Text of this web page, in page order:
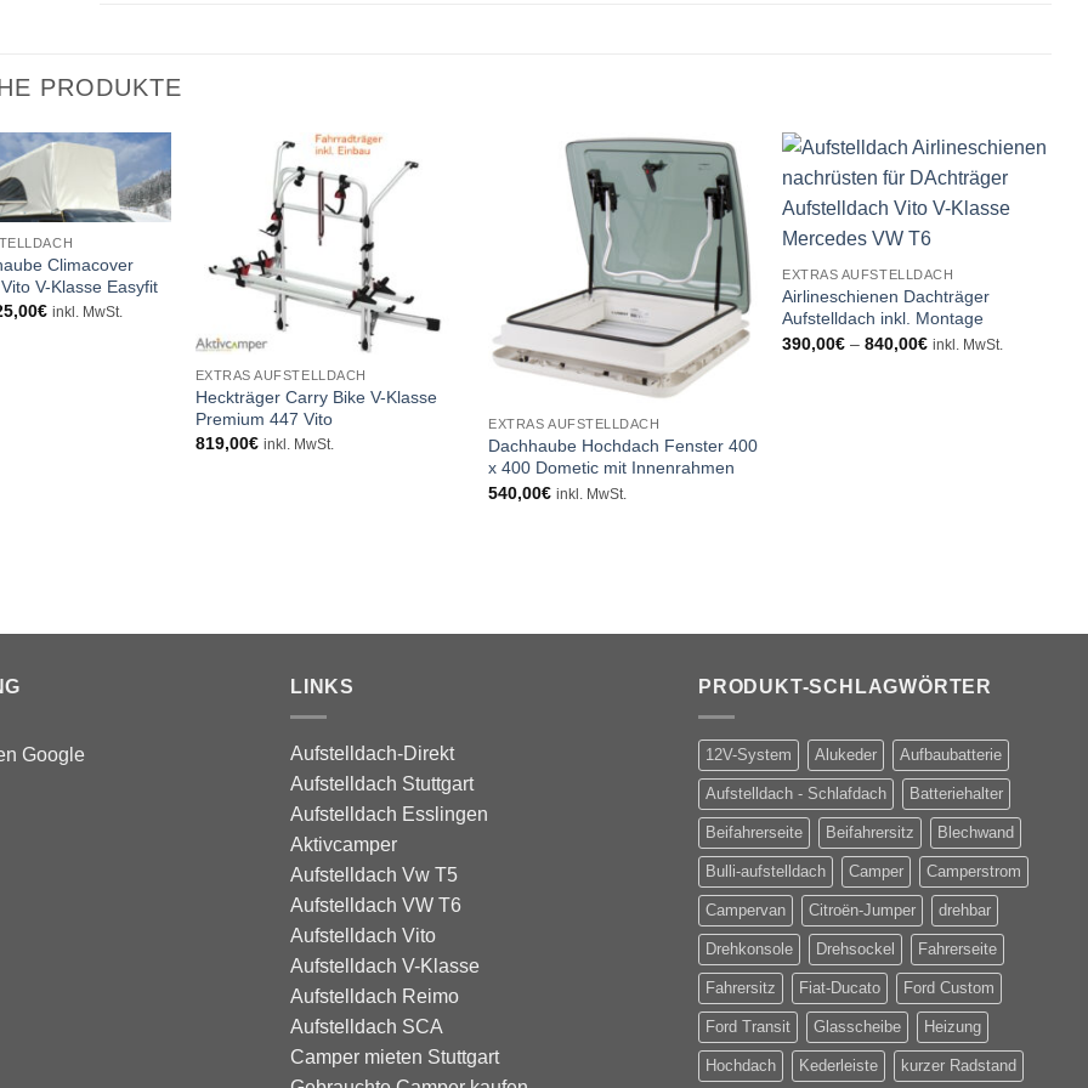
PRODUKTE
Climacover
V-Klasse Easyfit
€Preisspanne:
inkl. MwSt.
EXTRAS AUFSTELLDACH
Heckträger Carry Bike V-Klasse
Premium 447 Vito
819,00€ inkl. MwSt.
EXTRAS AUFSTELLDACH
Dachhaube Hochdach Fenster 400
x 400 Dometic mit Innenrahmen
540,00€ inkl. MwSt.
EXTRAS AUFSTELLDACH
Airlineschienen Dachträger
Aufstelldach inkl. Montage
390,00€ –840,00€Preisspanne:
inkl. MwSt.
LINKS
Aufstelldach-Direkt
Aufstelldach Stuttgart
Aufstelldach Esslingen
Aktivcamper
Aufstelldach Vw T5
Aufstelldach VW T6
Aufstelldach Vito
Aufstelldach V-Klasse
Aufstelldach Reimo
Aufstelldach SCA
Camper mieten Stuttgart
PRODUKT-SCHLAGWÖRTER
12V-System Alukeder Aufbaubatterie
Aufstelldach - Schlafdach Batteriehalter
Beifahrerseite Beifahrersitz Blechwand
Bulli-aufstelldach Camper Camperstrom
Campervan Citroën-Jumper drehbar
Drehkonsole Drehsockel Fahrerseite
Fahrersitz Fiat-Ducato Ford Custom
Ford Transit Glasscheibe Heizung
Hochdach Kederleiste kurzer Radstand